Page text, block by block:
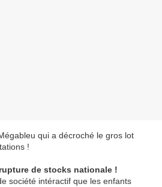
qui a décroché le gros lot
!
de stocks nationale !
société intéractif que les enfants